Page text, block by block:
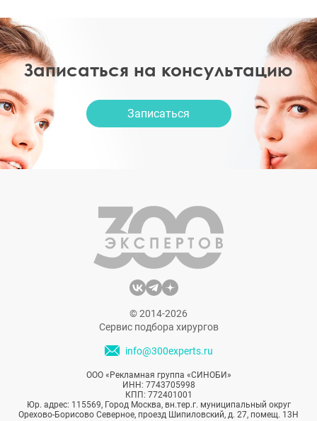
Записаться на консультацию
Записаться
© 2014-2026
Сервис подбора хирургов
info@300experts.ru
ООО «Рекламная группа «СИНОБИ»
ИНН: 7743705998
КПП: 772401001
Юр. адрес: 115569, Город Москва, вн.тер.г. муниципальный округ
Орехово-Борисово Северное, проезд Шипиловский, д. 27, помещ. 13Н